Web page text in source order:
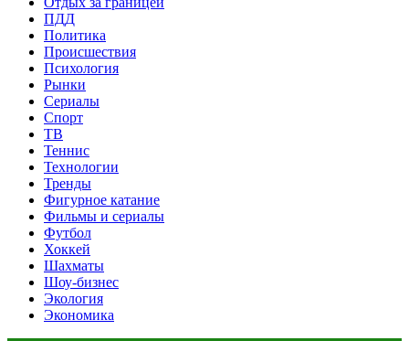
ПДД
Политика
Происшествия
Психология
Рынки
Сериалы
Спорт
ТВ
Теннис
Технологии
Тренды
Фигурное катание
Фильмы и сериалы
Футбол
Хоккей
Шахматы
Шоу-бизнес
Экология
Экономика